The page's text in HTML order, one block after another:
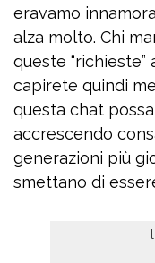
eravamo
alza molto. Chi
queste “richieste”
capirete quindi
questa chat possa
accrescendo
generazioni più
smettano di